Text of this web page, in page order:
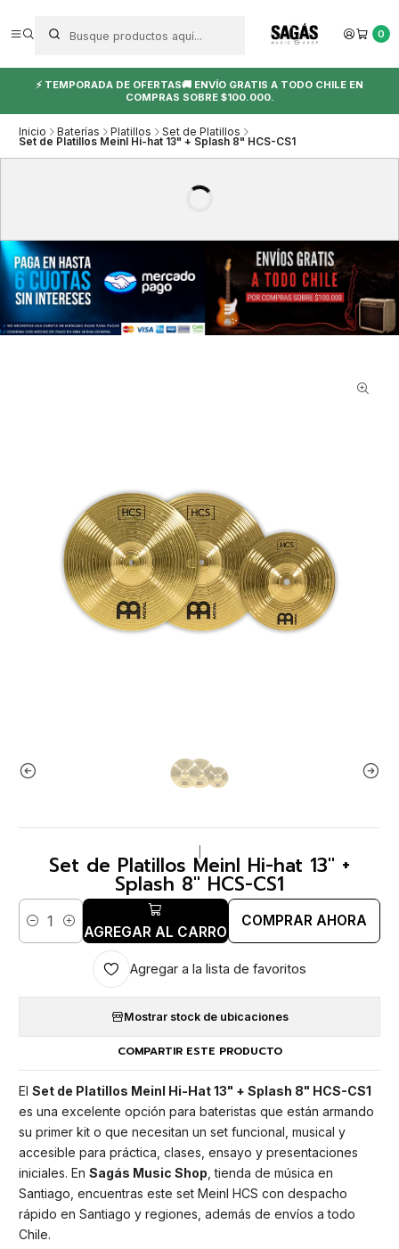
0
⚡ TEMPORADA DE OFERTAS🚚 ENVÍO GRATIS A TODO CHILE EN
COMPRAS SOBRE $100.000.
Inicio Baterías Platillos Set de Platillos
Set de Platillos Meinl Hi-hat 13" + Splash 8" HCS-CS1
Set de Platillos Meinl Hi-hat 13" +
Splash 8" HCS-CS1
Cantidad AGREGAR AL CARRO
COMPRAR AHORA
Agregar a la lista de favoritos
Mostrar stock de ubicaciones
COMPARTIR ESTE PRODUCTO
El Set de Platillos Meinl Hi-Hat 13" + Splash 8" HCS-CS1
es una excelente opción para bateristas que están armando
su primer kit o que necesitan un set funcional, musical y
accesible para práctica, clases, ensayo y presentaciones
iniciales. En Sagás Music Shop , tienda de música en
Santiago, encuentras este set Meinl HCS con despacho
rápido en Santiago y regiones, además de envíos a todo
Chile.